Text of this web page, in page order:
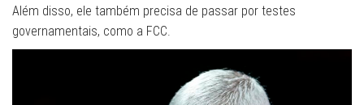
Além disso, ele também precisa de passar por testes
governamentais, como a FCC.